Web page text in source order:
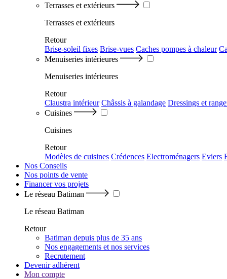
Terrasses et extérieurs
Terrasses et extérieurs
Retour
Brise-soleil fixes Brise-vues Caches pompes à chaleur
Menuiseries intérieures
Menuiseries intérieures
Retour
Claustra intérieur Châssis à galandage Dressings et
Cuisines
Cuisines
Retour
Modèles de cuisines Crédences Electroménagers Eviers
Nos Conseils
Nos points de vente
Financer vos projets
Le réseau Batiman
Le réseau Batiman
Retour
Batiman depuis plus de 35 ans
Nos engagements et nos services
Recrutement
Devenir adhérent
Mon compte